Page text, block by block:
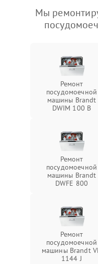
Мы
Ремонт
посудомоечной
машины Brandt
DWIM 100 B
Ремонт
посудомоечной
машины Brandt
DWFE 800
Ремонт
посудомоечной
машины Brandt
1144 J